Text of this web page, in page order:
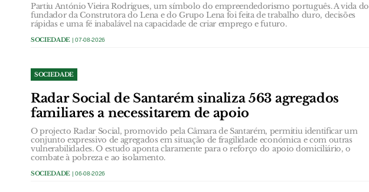
Partiu António Vieira Rodrigues, um símbolo do empreendedorismo português. A vida do
fundador da Construtora do Lena e do Grupo Lena foi feita de trabalho duro, decisões
rápidas e uma fé inabalável na capacidade de criar emprego e futuro.
SOCIEDADE | 07-08-2026
SOCIEDADE
Radar Social de Santarém sinaliza 563 agregados
familiares a necessitarem de apoio
O projecto Radar Social, promovido pela Câmara de Santarém, permitiu identificar um
conjunto expressivo de agregados em situação de fragilidade económica e com outras
vulnerabilidades. O estudo aponta claramente para o reforço do apoio domiciliário, o
combate à pobreza e ao isolamento.
SOCIEDADE | 06-08-2026